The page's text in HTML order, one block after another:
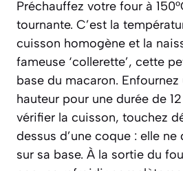
Préchauffez votre four à
tournante. C’est la
cuisson homogène et la
fameuse ‘collerette’, cette
base du macaron.
hauteur pour une durée de
vérifier la cuisson, touchez
dessus d’une coque : elle
sur sa base. À la sortie du